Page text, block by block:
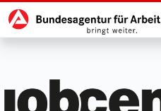
zu den Hauptinhalten springen
Hauptnavigation